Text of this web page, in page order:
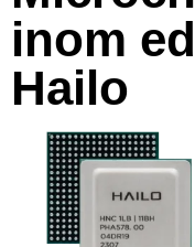
inom
Hailo